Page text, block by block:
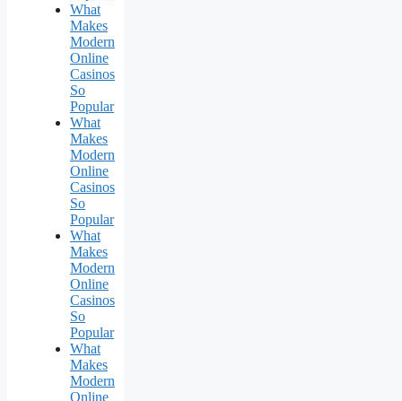
What
Makes
Modern
Online
Casinos
So
Popular
What
Makes
Modern
Online
Casinos
So
Popular
What
Makes
Modern
Online
Casinos
So
Popular
What
Makes
Modern
Online